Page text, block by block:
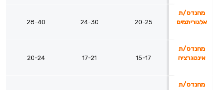
מהנדס/ת
אלגוריתמים
20-25
24-30
28-40
מהנדס/ת
אינטגרציה
15-17
17-21
20-24
מהנדס/ת